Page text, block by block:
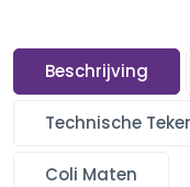
Beschrijving
Technische
Coli Maten